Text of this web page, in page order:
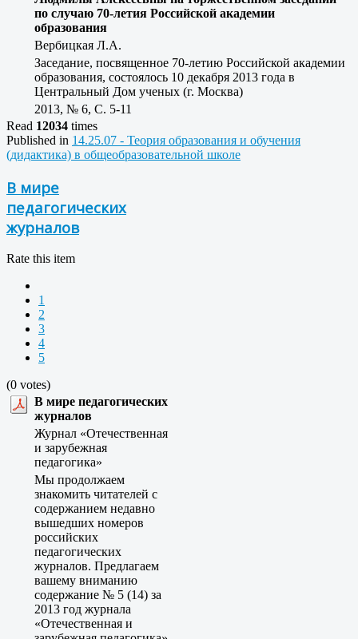
по случаю 70-летия Российской академии
образования
Вербицкая Л.А.
Заседание, посвященное 70-летию Российской академии
образования, состоялось 10 декабря 2013 года в
Центральный Дом ученых (г. Москва)
2013, № 6, C. 5-11
Read 12034 times
Published in 14.25.07 - Теория образования и обучения
(дидактика) в общеобразовательной школе
В мире
педагогических
журналов
Rate this item
1
2
3
4
5
(0 votes)
В мире педагогических
журналов
Журнал «Отечественная
и зарубежная
педагогика»
Мы продолжаем
знакомить читателей с
содержанием недавно
вышедших номеров
российских
педагогических
журналов. Предлагаем
вашему вниманию
содержание № 5 (14) за
2013 год журнала
«Отечественная и